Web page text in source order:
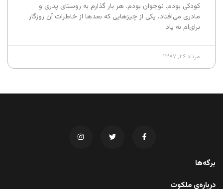
کودکی بودم. نوجوان بودم. هر بار گذارم به روستای پدری و
مادری می‌افتاد، یکی از چیزهایی که بعدها از خاطرات آن روزگار
برای‌ام به یاد
مرداد ۲۶, ۱۳۸۷
برگه‌ها
درباره‌ی ملکوت